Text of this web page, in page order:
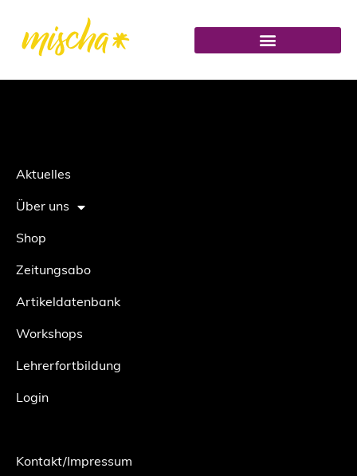
Aktuelles
Über uns
Shop
Zeitungsabo
Artikeldatenbank
Workshops
Lehrerfortbildung
Login
Kontakt/Impressum